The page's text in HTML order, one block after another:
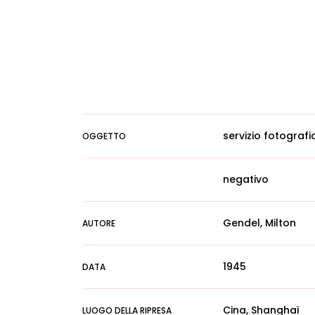
OGGETTO servizio
negativo
AUTORE Gendel, Milton
DATA 1945
LUOGO DELLA RIPRESA Cina, Shanghai